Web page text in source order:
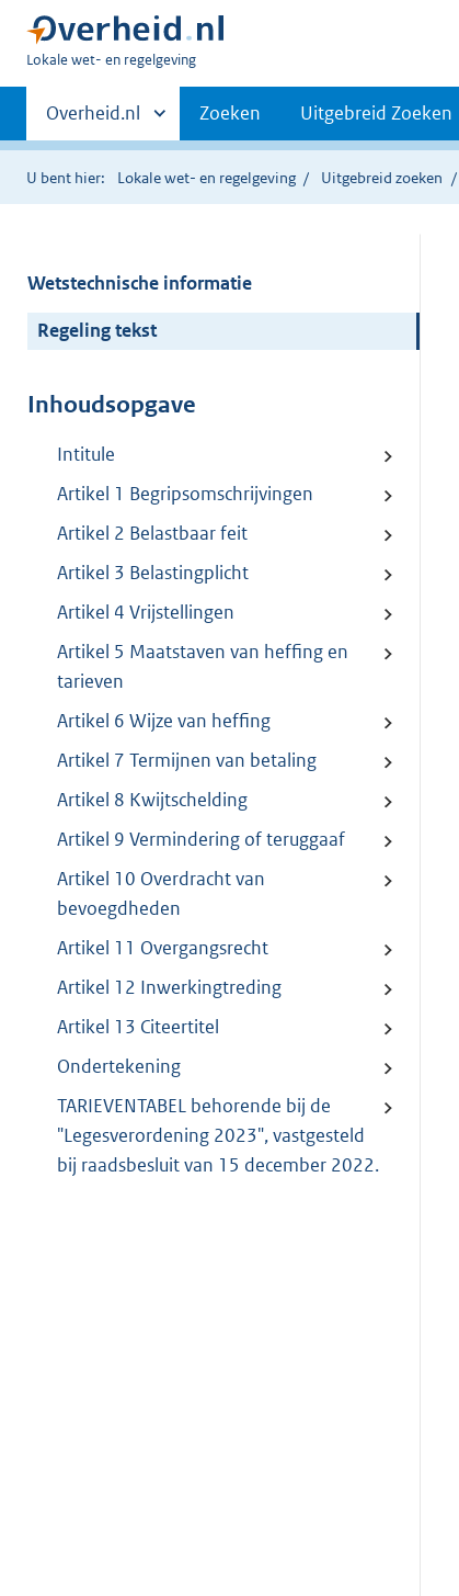
U
hier:
Lokale wet- en regelgeving
Primaire
navigatie
Andere
sites
binnen
Overheid.nl Zoeken Uitgebreid Zoeken
U bent hier: Lokale wet- en regelgeving Uitgebreid zoeken
Wetstechnische informatie
Regeling tekst
Inhoudsopgave
Intitule
Artikel 1 Begripsomschrijvingen
Artikel 2 Belastbaar feit
Artikel 3 Belastingplicht
Artikel 4 Vrijstellingen
Artikel 5 Maatstaven van heffing en
tarieven
Artikel 6 Wijze van heffing
Artikel 7 Termijnen van betaling
Artikel 8 Kwijtschelding
Artikel 9 Vermindering of teruggaaf
Artikel 10 Overdracht van
bevoegdheden
Artikel 11 Overgangsrecht
Artikel 12 Inwerkingtreding
Artikel 13 Citeertitel
Ondertekening
TARIEVENTABEL behorende bij de
"Legesverordening 2023", vastgesteld
bij raadsbesluit van 15 december 2022.